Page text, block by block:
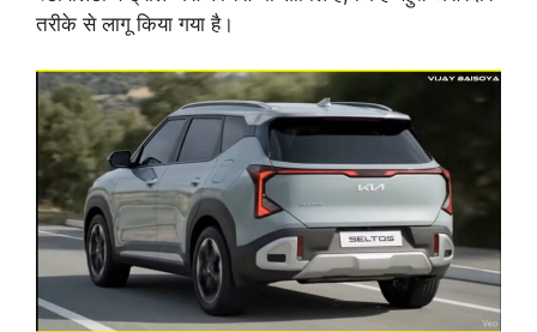
तरीके से लागू किया गया है।